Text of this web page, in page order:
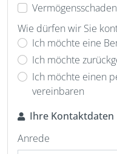
Wie dürfen wir Sie
Ich möchte eine
Ich möchte
Ich möchte einen
vereinbaren
Ihre Kontaktdaten
Anrede